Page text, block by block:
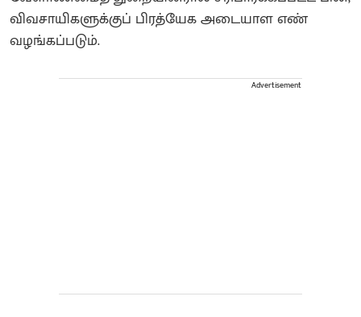
விவசாயிகளுக்குப் பிரத்யேக அடையாள எண்
வழங்கப்படும்.
Advertisement